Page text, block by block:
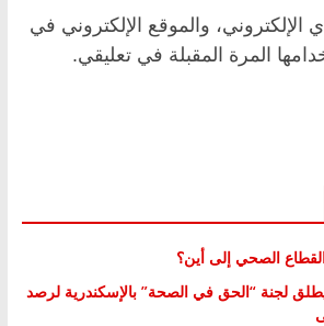
والموقع الإلكتروني في
المرة المقبلة في تعليقي.
الصحي إلى أين؟
لجنة “الحق في الصحة” بالإسكندرية لرصد